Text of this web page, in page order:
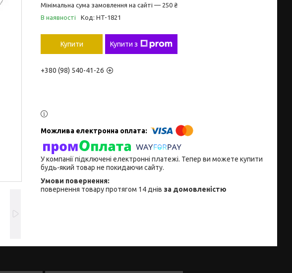
Мінімальна сума замовлення на сайті — 250 ₴
В наявності
Код: HT-1821
Купити Купити з
+380 (98) 540-41-26
У компанії підключені електронні платежі. Тепер ви можете купити
будь-який товар не покидаючи сайту.
повернення товару протягом 14 днів за домовленістю